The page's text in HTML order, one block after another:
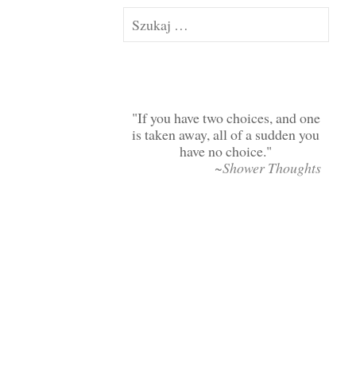
Szukaj:
If you have two choices, and one
is taken away, all of a sudden you
have no choice.
~Shower Thoughts